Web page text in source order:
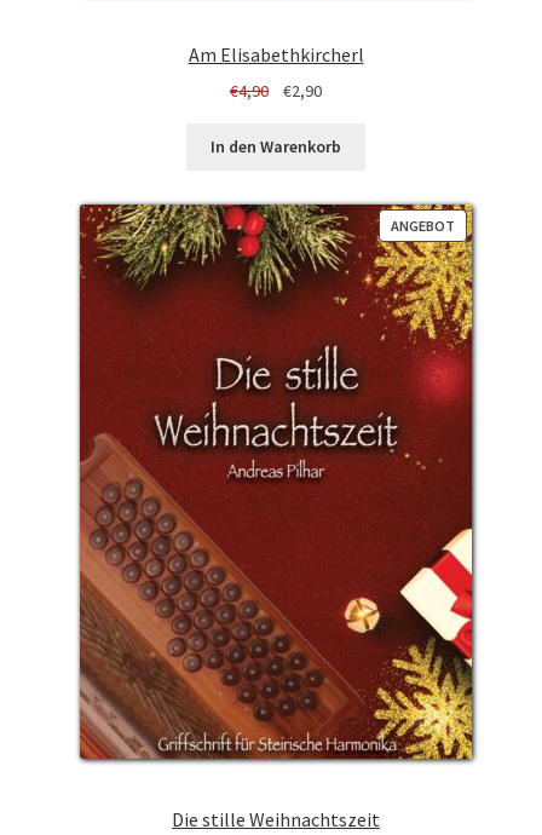
Am Elisabethkircherl
€4,90
Ursprünglicher
war:
€2,90Aktueller
ist:
In den Warenkorb
ANGEBOTPRODUKT
IM
ANGEBOT
Die stille Weihnachtszeit